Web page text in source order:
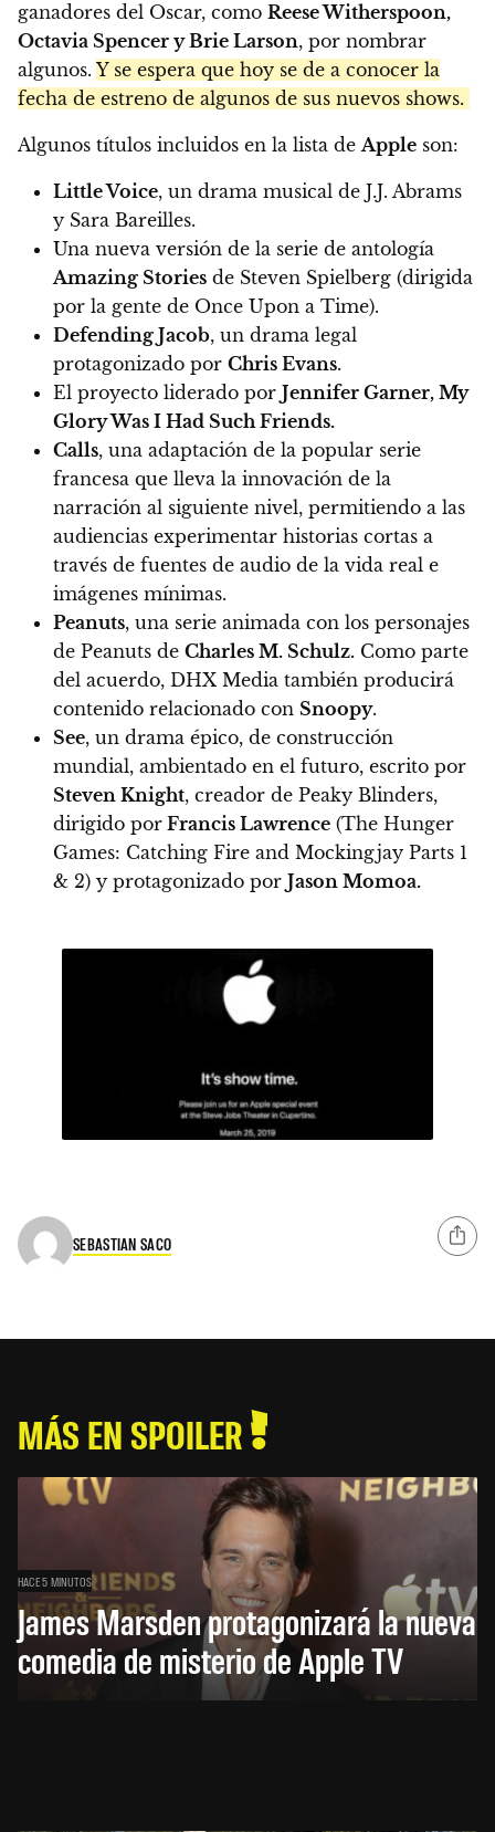
ganadores del Oscar, como Reese Witherspoon,
Octavia Spencer y Brie Larson, por nombrar
algunos. Y se espera que hoy se de a conocer la
fecha de estreno de algunos de sus nuevos shows.
Algunos títulos incluidos en la lista deApple son:
Little Voice, un drama musical de J.J. Abrams
y Sara Bareilles.
Una nueva versión de la serie de antología
Amazing Stories de Steven Spielberg (dirigida
por la gente de Once Upon a Time).
Defending Jacob, un drama legal
protagonizado por Chris Evans.
El proyecto liderado por Jennifer Garner, My
Glory Was I Had Such Friends.
Calls, una adaptación de la popular serie
francesa que lleva la innovación de la
narración al siguiente nivel, permitiendo a las
audiencias experimentar historias cortas a
través de fuentes de audio de la vida real e
imágenes mínimas.
Peanuts, una serie animada con los personajes
de Peanuts de Charles M. Schulz. Como parte
del acuerdo, DHX Media también producirá
contenido relacionado con Snoopy.
See, un drama épico, de construcción
mundial, ambientado en el futuro, escrito por
Steven Knight, creador de Peaky Blinders,
dirigido por Francis Lawrence (The Hunger
Games: Catching Fire and Mockingjay Parts 1
& 2) y protagonizado por Jason Momoa.
SEBASTIAN SACO
MÁS EN SPOILER
HACE 5 MINUTOS
James Marsden protagonizará la nueva
comedia de misterio de Apple TV